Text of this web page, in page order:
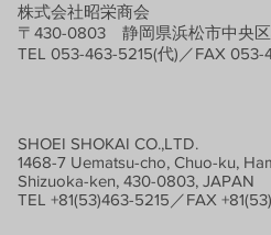
株式会社昭栄商会
〒430-0803 静岡県浜松市中央区
TEL 053-463-5215(代)／FAX 053-
SHOEI SHOKAI CO.,LTD.
1468-7 Uematsu-cho, Chuo-ku,
Shizuoka-ken, 430-0803, JAPAN
TEL +81(53)463-5215／FAX